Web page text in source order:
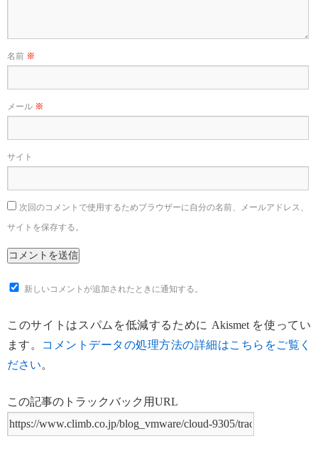
名前 ※
メール ※
サイト
次回のコメントで使用するためブラウザーに自分の名前、メールアドレス、
サイトを保存する。
新しいコメントが追加されたときに通知する。
このサイトはスパムを低減するために Akismet を使ってい
ます。 コメントデータの処理方法の詳細はこちらをご覧く
ださい。
この記事のトラックバック用URL